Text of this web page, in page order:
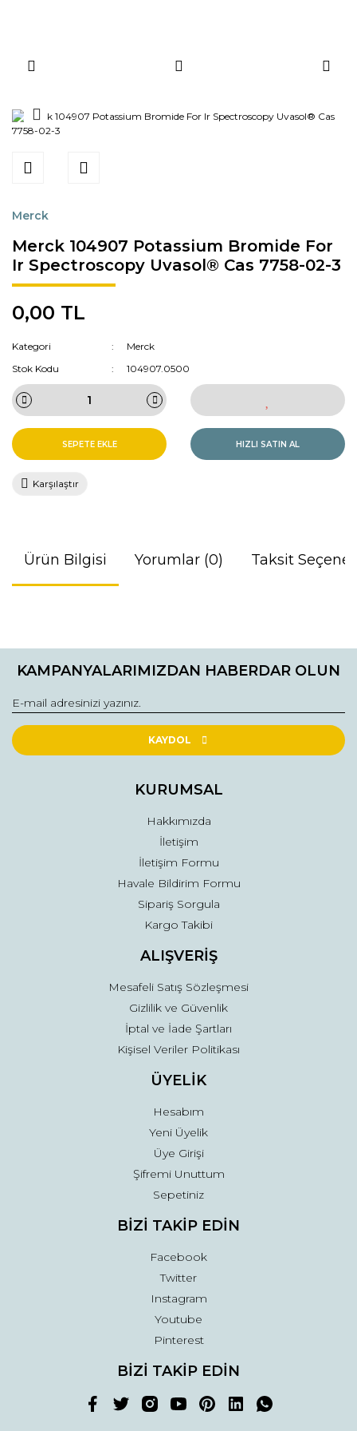
Merck
Merck 104907 Potassium Bromide For
Ir Spectroscopy Uvasol® Cas 7758-02-3
0,00 TL
Kategori
Merck
Stok Kodu
104907.0500
SEPETE EKLE HIZLI SATIN AL
Karşılaştır
Ürün Bilgisi Yorumlar (0) Taksit
konularda yetersiz gördüğünüz noktaları öneri formunu
Görüş ve önerileriniz için teşekkür ederiz.
Ürün resmi kalitesiz, bozuk veya görüntülenemiyor.
Ürün açıklamasında eksik bilgiler bulunuyor.
Ürün fiyatı diğer sitelerden daha pahalı.
Gönder
KAMPANYALARIMIZDAN HABERDAR OLUN
KAYDOL
KURUMSAL
Hakkımızda
İletişim
İletişim Formu
Havale Bildirim Formu
Sipariş Sorgula
Kargo Takibi
ALIŞVERİŞ
Mesafeli Satış Sözleşmesi
Gizlilik ve Güvenlik
İptal ve İade Şartları
Kişisel Veriler Politikası
ÜYELİK
Hesabım
Yeni Üyelik
Üye Girişi
Şifremi Unuttum
Sepetiniz
BİZİ TAKİP EDİN
Facebook
Twitter
Instagram
Youtube
Pinterest
BİZİ TAKİP EDİN